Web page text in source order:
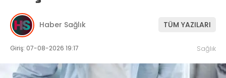
Haber Sağlık TÜM YAZILARI
Giriş: 07-08-2026 19:17 Sağlık